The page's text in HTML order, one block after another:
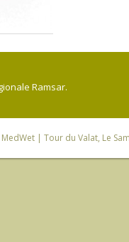
Ramsar.
| Tour du Valat, Le